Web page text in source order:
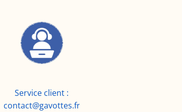
Service client :
contact@gavottes.fr